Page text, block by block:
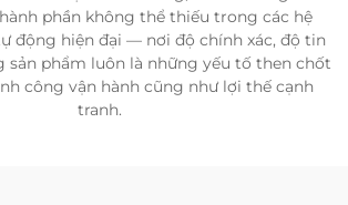
phần không thể thiếu trong các hệ
động hiện đại — nơi độ chính xác, độ tin
sản phẩm luôn là những yếu tố then chốt
công vận hành cũng như lợi thế cạnh
tranh.